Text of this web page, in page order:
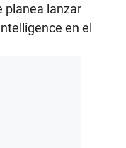
planea lanzar
en el